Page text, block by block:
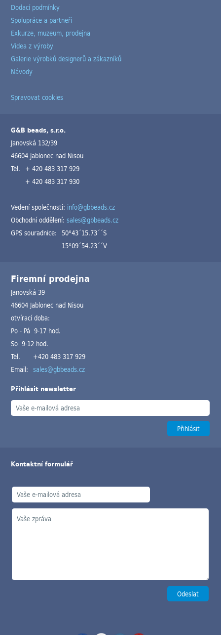
Dodací podmínky
Spolupráce a partneři
Exkurze, muzeum, prodejna
Videa z výroby
Galerie výrobků designerů a zákazníků
Návody
Spravovat cookies
G&B beads, s.r.o.
Janovská 132/39
46604 Jablonec nad Nisou
Tel. + 420 483 317 929
+ 420 483 317 930
Vedení společnosti: info@gbbeads.cz
Obchodní oddělení:sales@gbbeads.cz
GPS souradnice: 50°43´15.73´´S
15°09´54.23´´V
Firemní prodejna
Janovská 39
46604 Jablonec nad Nisou
otvírací doba:
Po - Pá 9-17 hod.
So 9-12 hod.
Tel.
+420 483 317 929
Email: sales@gbbeads.cz
Přihlásit newsletter
Kontaktní formulář